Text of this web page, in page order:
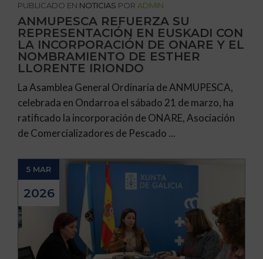
PUBLICADO EN NOTICIAS POR ADMIN
ANMUPESCA REFUERZA SU
REPRESENTACIÓN EN EUSKADI CON
LA INCORPORACIÓN DE ONARE Y EL
NOMBRAMIENTO DE ESTHER
LLORENTE IRIONDO
​La Asamblea General Ordinaria de ANMUPESCA,
celebrada en Ondarroa el sábado 21 de marzo, ha
ratificado la incorporación de ONARE, Asociación
de Comercializadores de Pescado ...
5 MAR
2026